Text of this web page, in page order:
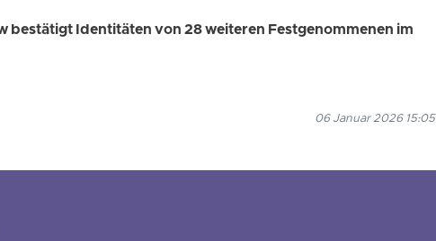
bestätigt Identitäten von 28 weiteren Festgenommenen im
06 Januar 2026 15:05